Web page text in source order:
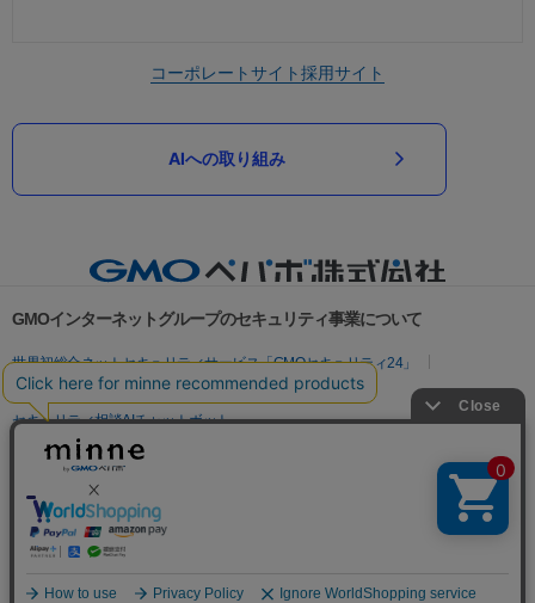
コーポレートサイト採用サイト
AIへの取り組み
GMOインターネットグループのセキュリティ事業について
世界初総合ネットセキュリティサービス「GMOセキュリティ24」
パスワード漏洩診断
Webサイトリスク診断
セキュリティ相談AIチャットボット
実在証明・盗聴対策
サイバー攻撃対策（GMO Flatt Security）
セキュリティ事業の軌跡